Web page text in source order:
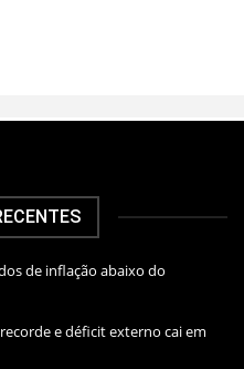
de inflação abaixo do
e déficit externo cai em